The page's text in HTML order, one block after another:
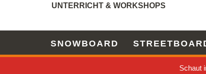
UNTERRICHT & WORKSHOPS
SNOWBOARD
Schaut